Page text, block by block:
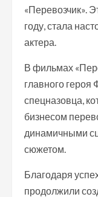
«Перевозчик».
году, стала
актера.
В фильмах
главного
спецназовца,
бизнесом
динамичными
сюжетом.
Благодаря
продолжили